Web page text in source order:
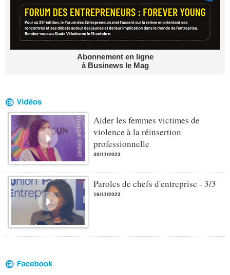
Abonnement en ligne
à Businews le Mag
Aider les femmes victimes de
violence à la réinsertion
professionnelle
30/11/2023
Paroles de chefs d'entreprise - 3/3
16/11/2023